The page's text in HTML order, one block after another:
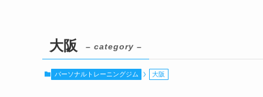
大阪 – category –
パーソナルトレーニングジム 大阪